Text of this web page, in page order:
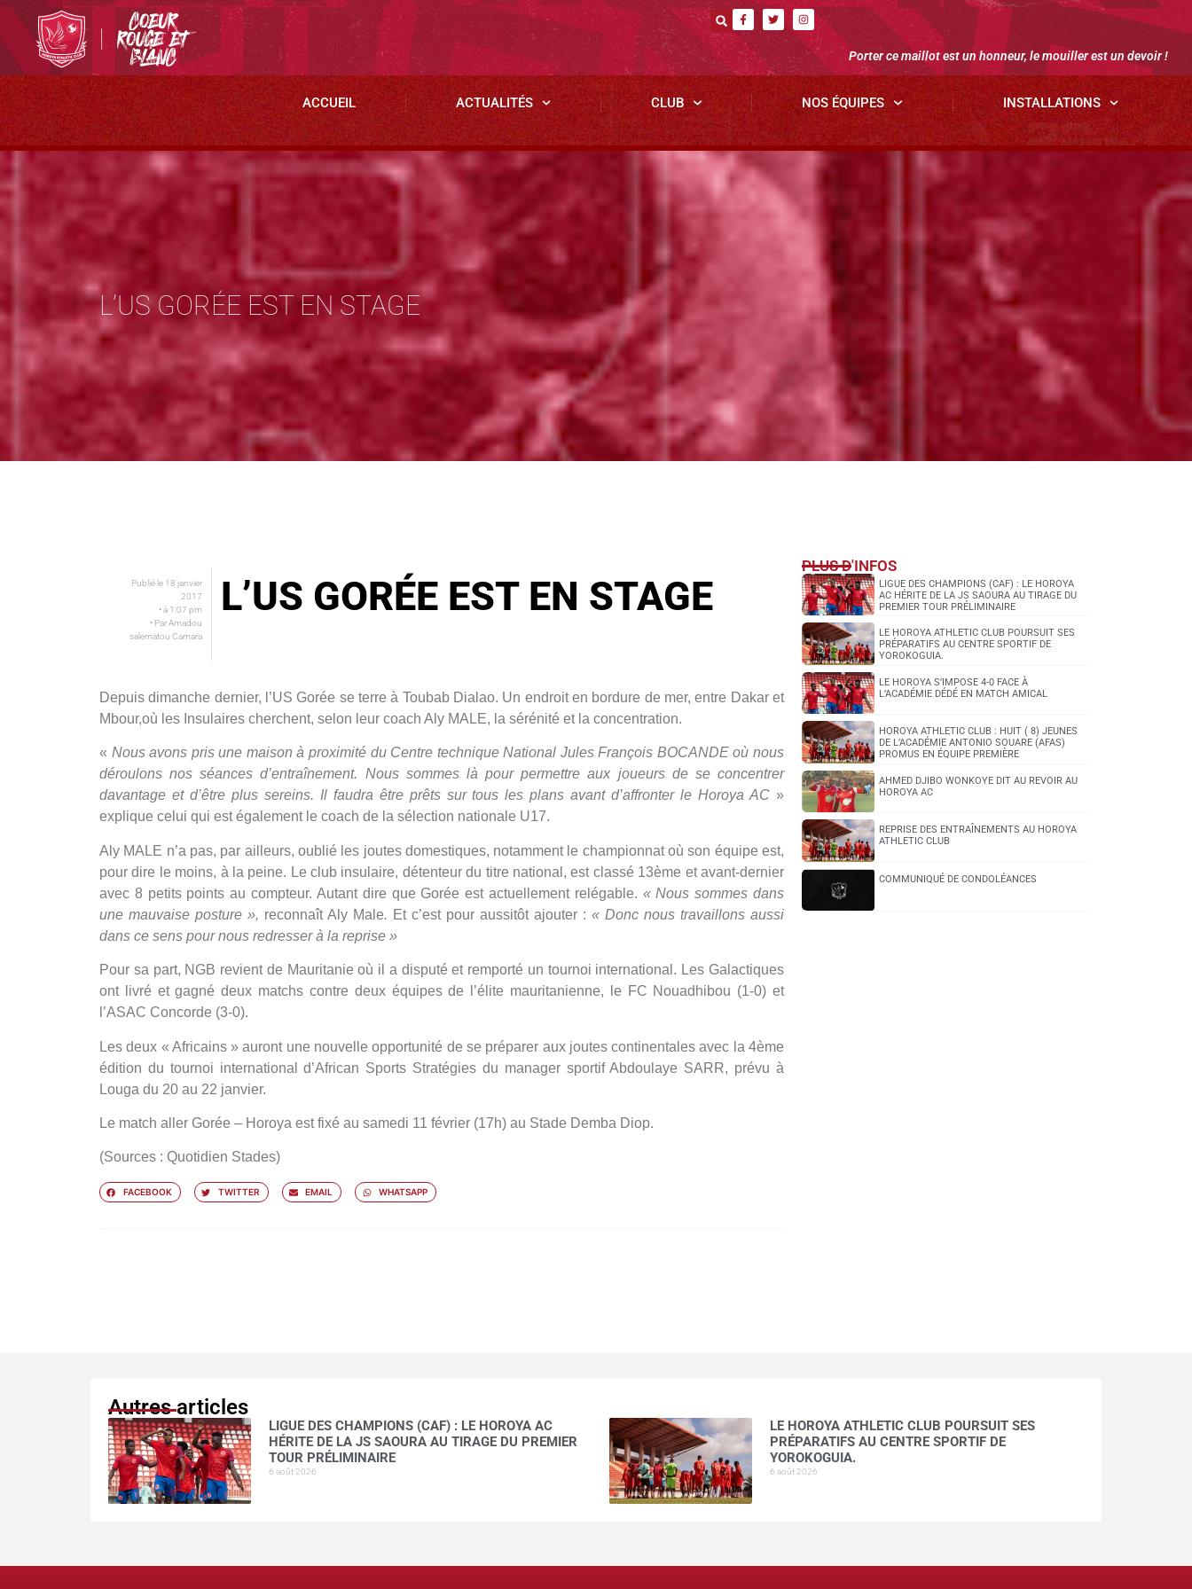
Porter ce maillot est un honneur, le mouiller est un devoir !
ACCUEIL ACTUALITÉS CLUB NOS ÉQUIPES INSTALLATIONS
L’US GORÉE EST EN STAGE
Publié le 18 janvier
2017
• à 1:07 pm
• ParAmadou
salematou Camara
L’US GORÉE EST EN STAGE
Depuis dimanche dernier, l’US Gorée se terre à Toubab Dialao. Un endroit en bordure de mer, entre Dakar et
Mbour,où les Insulaires cherchent, selon leur coach Aly MALE, la sérénité et la concentration.
« Nous avons pris une maison à proximité du Centre technique National Jules François BOCANDE où nous
déroulons nos séances d’entraînement. Nous sommes là pour permettre aux joueurs de se concentrer
davantage et d’être plus sereins. Il faudra être prêts sur tous les plans avant d’affronter le Horoya AC »
explique celui qui est également le coach de la sélection nationale U17.
Aly MALE n’a pas, par ailleurs, oublié les joutes domestiques, notamment le championnat où son équipe est,
pour dire le moins, à la peine. Le club insulaire, détenteur du titre national, est classé 13ème et avant-dernier
avec 8 petits points au compteur. Autant dire que Gorée est actuellement relégable. « Nous sommes dans
une mauvaise posture », reconnaît Aly Male. Et c’est pour aussitôt ajouter : « Donc nous travaillons aussi
dans ce sens pour nous redresser à la reprise »
Pour sa part, NGB revient de Mauritanie où il a disputé et remporté un tournoi international. Les Galactiques
ont livré et gagné deux matchs contre deux équipes de l’élite mauritanienne, le FC Nouadhibou (1-0) et
l’ASAC Concorde (3-0).
Les deux « Africains » auront une nouvelle opportunité de se préparer aux joutes continentales avec la 4ème
édition du tournoi international d’African Sports Stratégies du manager sportif Abdoulaye SARR, prévuà
Louga du 20 au 22 janvier.
Le match aller Gorée – Horoya est fixé au samedi 11 février (17h) au Stade Demba Diop.
(Sources : Quotidien Stades)
FACEBOOK TWITTER EMAIL WHATSAPP
PLUS D'INFOS
LIGUE DES CHAMPIONS (CAF) : LE HOROYA
AC HÉRITE DE LA JS SAOURA AU TIRAGE DU
PREMIER TOUR PRÉLIMINAIRE
LE HOROYA ATHLETIC CLUB POURSUIT SES
PRÉPARATIFS AU CENTRE SPORTIF DE
YOROKOGUIA.
LE HOROYA S’IMPOSE 4-0 FACE À
L’ACADÉMIE DÉDÉ EN MATCH AMICAL
HOROYA ATHLETIC CLUB : HUIT ( 8) JEUNES
DE L’ACADÉMIE ANTONIO SOUARE (AFAS)
PROMUS EN ÉQUIPE PREMIÈRE
AHMED DJIBO WONKOYE DIT AU REVOIR AU
HOROYA AC
REPRISE DES ENTRAÎNEMENTS AU HOROYA
ATHLETIC CLUB
COMMUNIQUÉ DE CONDOLÉANCES
Autres articles
LIGUE DES CHAMPIONS (CAF) : LE HOROYA AC
HÉRITE DE LA JS SAOURA AU TIRAGE DU PREMIER
TOUR PRÉLIMINAIRE
6 août 2026
LE HOROYA ATHLETIC CLUB POURSUIT SES
PRÉPARATIFS AU CENTRE SPORTIF DE
YOROKOGUIA.
6 août 2026